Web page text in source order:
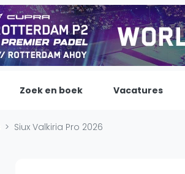
Padel
Zoek en boek Vacatures
Siux Valkiria Pro 2026